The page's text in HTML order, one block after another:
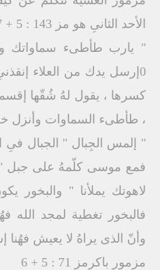
الأحد الثانىِ هو مز 143 : 5 + 7
" يارب طأطىء سماواتك
0إرسل يدك من العلاء
كسرها ، يقول لهُ شُقّها
، طأطىء السماوات وأنزل
" إلمس الجِبال " الجبال فىِ
فمع موسى كلّمهُ على
لاهوتك يملأنا " والبخور
فالبخور تغطية لمجد الله
وأنّ الذى يراهُ لا يعيش فهُنا
مزمور باكرمز 71 : 5 + 6